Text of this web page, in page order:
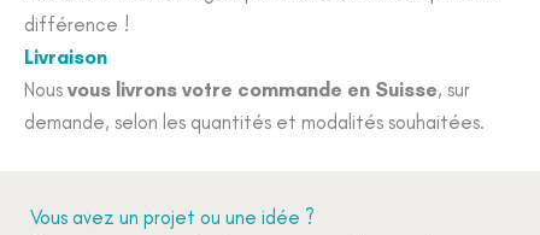
différence !
Livraison
Nous vous livrons votre commande en Suisse, sur
demande, selon les quantités et modalités souhaitées.
Vous avez un projet ou une idée ?